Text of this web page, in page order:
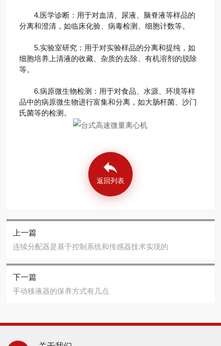
4.医学诊断：用于对血清、尿液、脑脊液等样品的
分离和澄清，如临床化验、病毒检测、细胞计数等。
5.实验室研究：用于对实验样品的分离和提纯，如
细胞培养上清液的收藏、杂质的去除、有机溶剂的脱除
等。
6.病原微生物检测：用于对食品、水源、环境等样
品中的病原微生物进行富集和分离，如大肠杆菌、沙门
氏菌等的检测。
返回列表
上一篇
连续分配器是基于控制系统和传感器技术实现的
下一篇
手动移液器的保养方式有几点